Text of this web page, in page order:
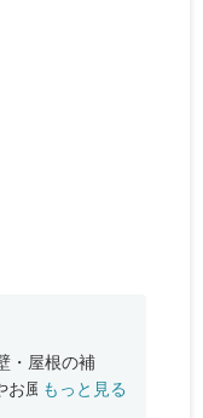
・屋根の補
お風呂の増
もっと見る